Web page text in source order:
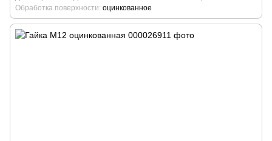
Обработка поверхности оцинкованное